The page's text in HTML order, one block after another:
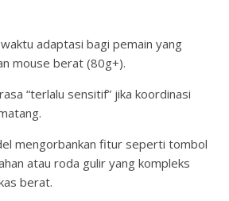
adaptasi bagi pemain yang
mouse berat (80g+).
“terlalu sensitif” jika koordinasi
mengorbankan fitur seperti tombol
atau roda gulir yang kompleks
berat.